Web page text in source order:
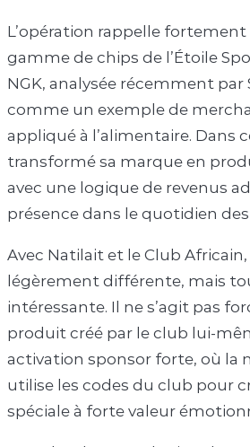
L’opération rappelle
gamme de chips de l’Étoile
NGK, analysée récemment
comme un exemple de
appliqué à l’alimentaire. Dans
transformé sa marque en
avec une logique de revenus
présence dans le quotidien
Avec Natilait et le Club
légèrement différente, mais
intéressante. Il ne s’agit pas
produit créé par le club lui-
activation sponsor forte, où la
utilise les codes du club pour
spéciale à forte valeur